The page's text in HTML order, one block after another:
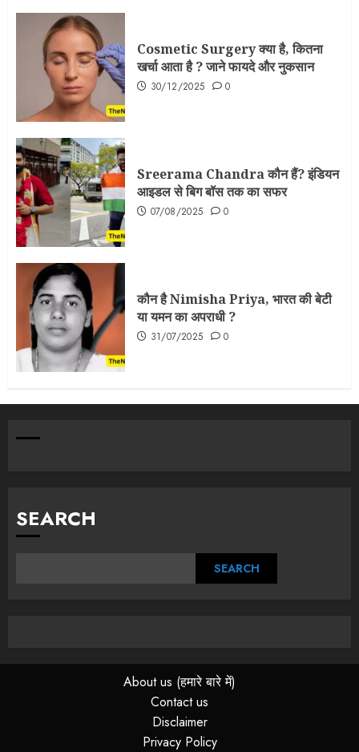
Cosmetic Surgery क्या है, कितना
खर्चा आता है ? जाने फायदे और नुकसान
30/12/2025 0
Sreerama Chandra कौन हैं? इंडियन
आइडल से बिग बॉस तक का सफर
07/08/2025 0
कौन है Nimisha Priya, भारत की बेटी
या यमन का अपराधी ?
31/07/2025 0
SEARCH
SEARCH
About us (हमारे बारे में)
Contact us
Disclaimer
Privacy Policy